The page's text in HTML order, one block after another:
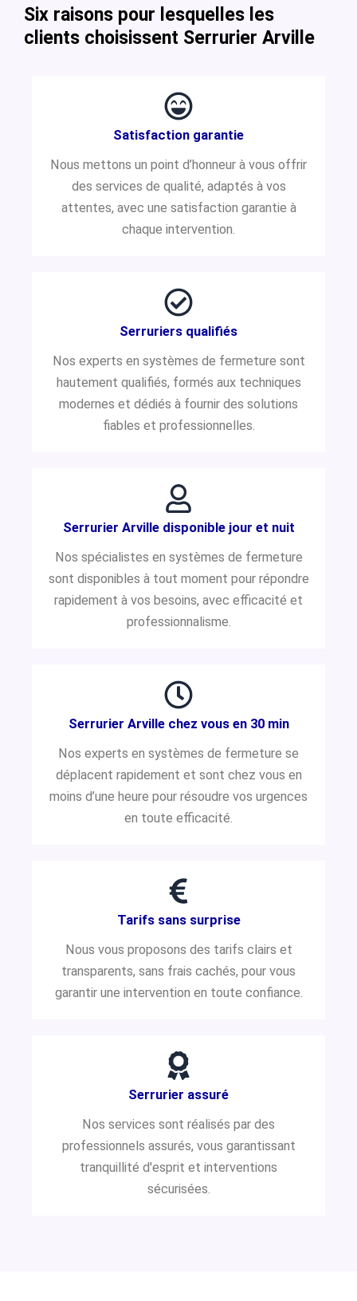
Six raisons pour lesquelles les
clients choisissent Serrurier Arville
Satisfaction garantie
Nous mettons un point d’honneur à vous offrir
des services de qualité, adaptés à vos
attentes, avec une satisfaction garantie à
chaque intervention.
Serruriers qualifiés
Nos experts en systèmes de fermeture sont
hautement qualifiés, formés aux techniques
modernes et dédiés à fournir des solutions
fiables et professionnelles.
Serrurier Arville disponible jour et nuit
Nos spécialistes en systèmes de fermeture
sont disponibles à tout moment pour répondre
rapidement à vos besoins, avec efficacité et
professionnalisme.
Serrurier Arville chez vous en 30 min
Nos experts en systèmes de fermeture se
déplacent rapidement et sont chez vous en
moins d’une heure pour résoudre vos urgences
en toute efficacité.
Tarifs sans surprise
Nous vous proposons des tarifs clairs et
transparents, sans frais cachés, pour vous
garantir une intervention en toute confiance.
Serrurier assuré
Nos services sont réalisés par des
professionnels assurés, vous garantissant
tranquillité d'esprit et interventions
sécurisées.